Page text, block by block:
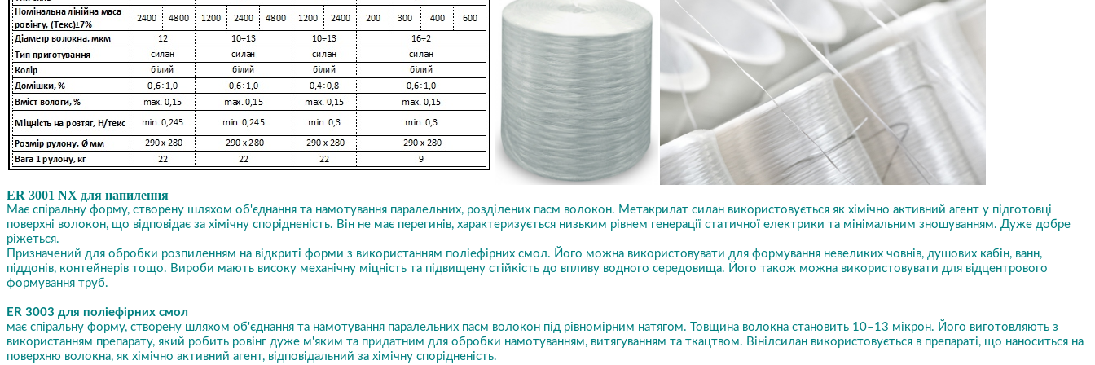
ER 3001 NX для напилення
Має спіральну форму, створену шляхом об'єднання та намотування паралельних, розділених пасм волокон. Метакрилат силан використовується як хімічно активний агент у підготовці
поверхні волокон, що відповідає за хімічну спорідненість. Він не має перегинів, характеризується низьким рівнем генерації статичної електрики та мінімальним зношуванням. Дуже добре
ріжеться.
Призначений для обробки розпиленням на відкриті форми з використанням поліефірних смол. Його можна використовувати для формування невеликих човнів, душових кабін, ванн,
піддонів, контейнерів тощо. Вироби мають високу механічну міцність та підвищену стійкість до впливу водного середовища. Його також можна використовувати для відцентрового
формування труб.
ER 3003 для поліефірних смол
має спіральну форму, створену шляхом об'єднання та намотування паралельних пасм волокон під рівномірним натягом. Товщина волокна становить 10–13 мікрон. Його виготовляють з
використанням препарату, який робить ровінг дуже м'яким та придатним для обробки намотуванням, витягуванням та ткацтвом. Вінілсилан використовується в препараті, що наноситься на
поверхню волокна, як хімічно активний агент, відповідальний за хімічну спорідненість.